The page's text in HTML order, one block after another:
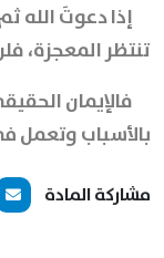
إذا دعوتَ الله
تنتظر المعجزة،
فالإيمان
بالأسباب وتعمل
مشاركة المادة